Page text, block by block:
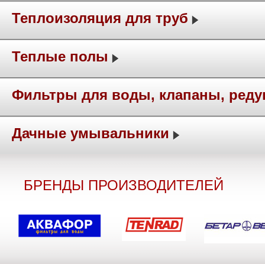
Теплоизоляция для труб
Теплые полы
Фильтры для воды, клапаны,
Дачные умывальники
БРЕНДЫ ПРОИЗВОДИТЕЛЕЙ